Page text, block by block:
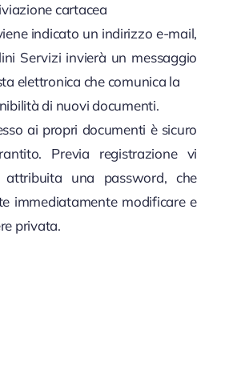
cartacea
indicato un indirizzo e-mail,
Servizi invierà un messaggio
elettronica che comunica la
di nuovi documenti.
ai propri documenti è sicuro
Previa registrazione vi
attribuita una password, che
immediatamente modificare e
privata.